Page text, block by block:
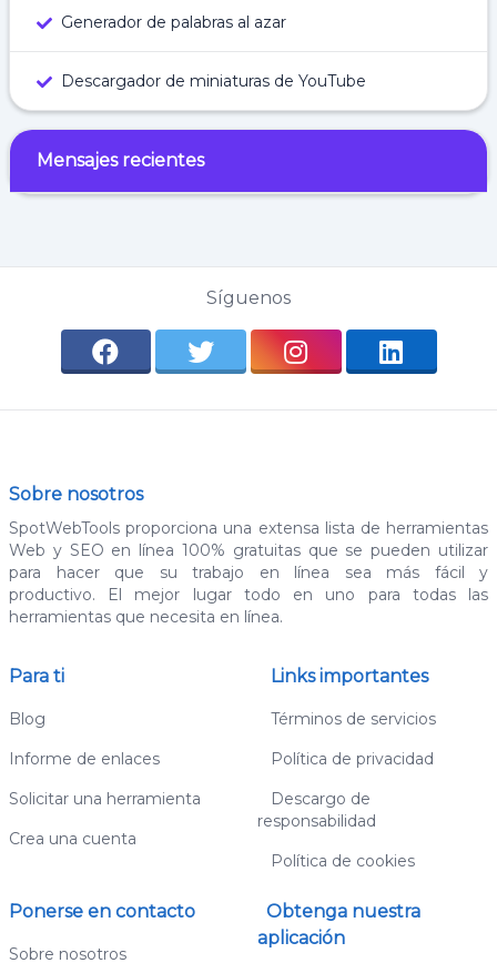
Generador de palabras al azar
Descargador de miniaturas de YouTube
Mensajes recientes
Síguenos
Sobre nosotros
SpotWebTools proporciona una extensa lista de herramientas
Web y SEO en línea 100% gratuitas que se pueden utilizar
para hacer que su trabajo en línea sea más fácil y
productivo. El mejor lugar todo en uno para todas las
herramientas que necesita en línea.
Para ti
Blog
Informe de enlaces
Solicitar una herramienta
Crea una cuenta
Links importantes
Términos de servicios
Política de privacidad
Descargo de
responsabilidad
Política de cookies
Ponerse en contacto
Sobre nosotros
Obtenga nuestra
aplicación